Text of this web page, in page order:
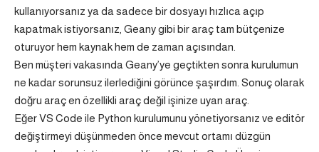
kullanıyorsanız ya da sadece bir dosyayı hızlıca açıp
kapatmak istiyorsanız, Geany gibi bir araç tam bütçenize
oturuyor hem kaynak hem de zaman açısından.
Ben müşteri vakasında Geany’ye geçtikten sonra kurulumun
ne kadar sorunsuz ilerlediğini görünce şaşırdım. Sonuç olarak
doğru araç en özellikli araç değil işinize uyan araç.
Eğer VS Code ile Python kurulumunu yönetiyorsanız ve editör
değiştirmeyi düşünmeden önce mevcut ortamı düzgün